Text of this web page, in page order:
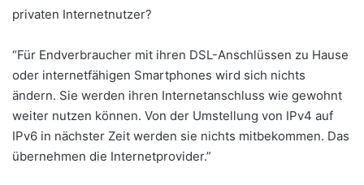
privaten Internetnutzer?
“Für Endverbraucher mit ihren DSL-Anschlüssen zu Hause
oder internetfähigen Smartphones wird sich nichts
ändern. Sie werden ihren Internetanschluss wie gewohnt
weiter nutzen können. Von der Umstellung von IPv4 auf
IPv6 in nächster Zeit werden sie nichts mitbekommen. Das
übernehmen die Internetprovider.”